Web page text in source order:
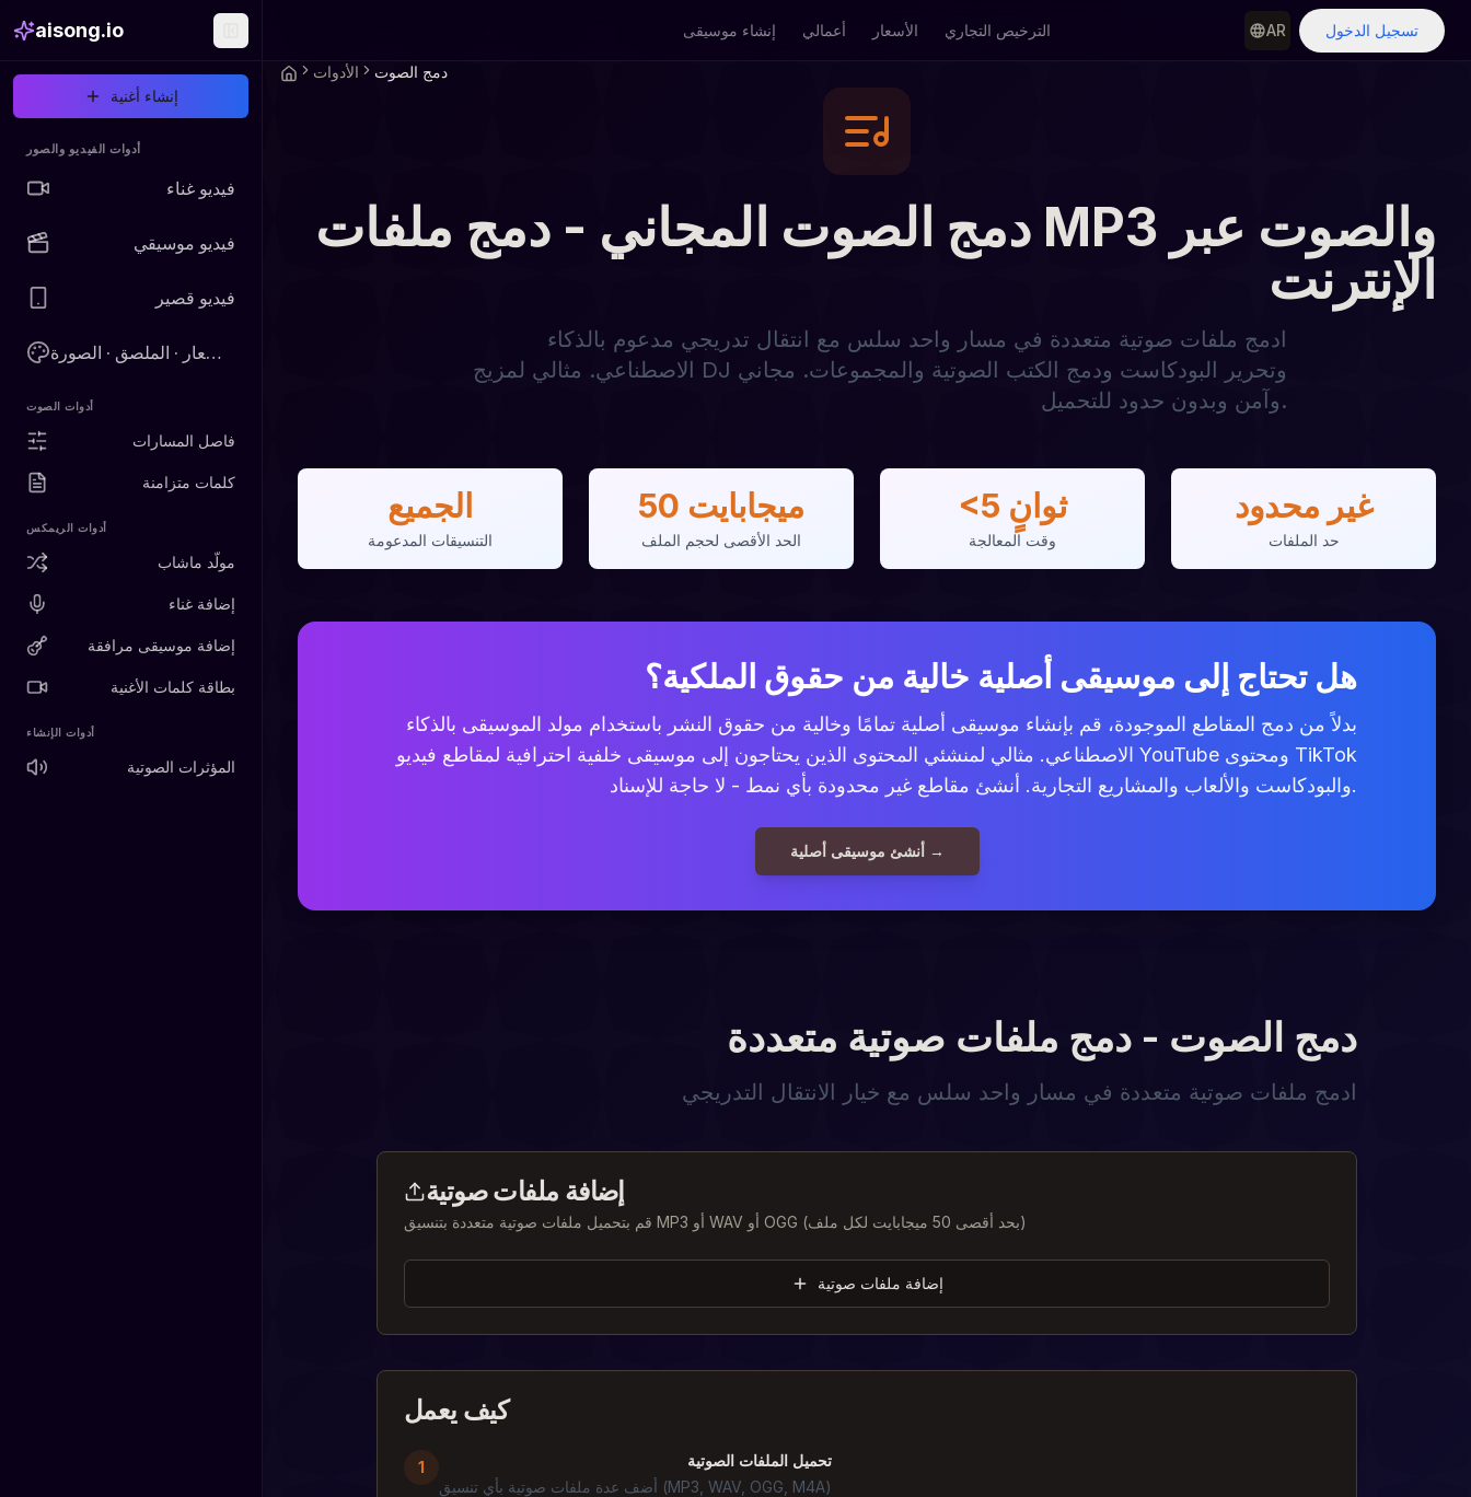
aisong.io
إنشاء أغنية
أدوات الفيديو والصور
فيديو غناء
فيديو موسيقي
فيديو قصير
الغلاف · الشعار · الملصق · الصورة
أدوات الصوت
فاصل المسارات
كلمات متزامنة
أدوات الريمكس
مولّد ماشاب
إضافة غناء
إضافة موسيقى مرافقة
بطاقة كلمات الأغنية
أدوات الإنشاء
المؤثرات الصوتية
إنشاء موسيقى أعمالي الأسعار الترخيص التجاري AR تسجيل الدخول
الأدوات دمج الصوت
دمج الصوت المجاني - دمج ملفات MP3 والصوت عبر
الإنترنت
ادمج ملفات صوتية متعددة في مسار واحد سلس مع انتقال تدريجي مدعوم بالذكاء
الاصطناعي. مثالي لمزيج DJ وتحرير البودكاست ودمج الكتب الصوتية والمجموعات. مجاني
وآمن وبدون حدود للتحميل.
الجميع
التنسيقات المدعومة
50 ميجابايت
الحد الأقصى لحجم الملف
<5 ثوانٍ
وقت المعالجة
غير محدود
حد الملفات
هل تحتاج إلى موسيقى أصلية خالية من حقوق الملكية؟
بدلاً من دمج المقاطع الموجودة، قم بإنشاء موسيقى أصلية تمامًا وخالية من حقوق النشر باستخدام مولد الموسيقى بالذكاء
الاصطناعي. مثالي لمنشئي المحتوى الذين يحتاجون إلى موسيقى خلفية احترافية لمقاطع فيديو YouTube ومحتوى TikTok
والبودكاست والألعاب والمشاريع التجارية. أنشئ مقاطع غير محدودة بأي نمط - لا حاجة للإسناد.
أنشئ موسيقى أصلية →
دمج الصوت - دمج ملفات صوتية متعددة
ادمج ملفات صوتية متعددة في مسار واحد سلس مع خيار الانتقال التدريجي
إضافة ملفات صوتية
قم بتحميل ملفات صوتية متعددة بتنسيق MP3 أو WAV أو OGG (بحد أقصى 50 ميجابايت لكل ملف)
إضافة ملفات صوتية
كيف يعمل
1
تحميل الملفات الصوتية
أضف عدة ملفات صوتية بأي تنسيق (MP3, WAV, OGG, M4A)